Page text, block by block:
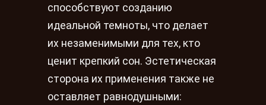
способствуют созданию
идеальной темноты, что делает
их незаменимыми для тех, кто
ценит крепкий сон. Эстетическая
сторона их применения также не
оставляет равнодушными: